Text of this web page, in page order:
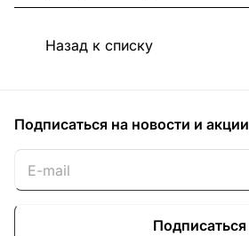
Назад к списку
Подписаться на новости и акции
Подписаться